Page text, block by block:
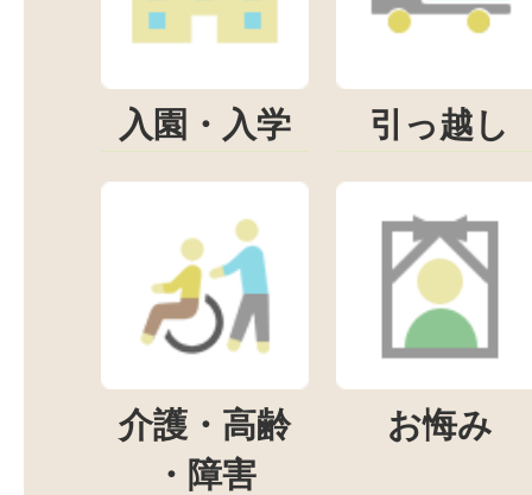
入園・入学 引っ越し
介護・高齢
・障害
お悔み